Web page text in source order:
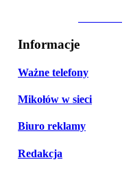
Informacje
Ważne telefony
Mikołów w sieci
Biuro reklamy
Redakcja